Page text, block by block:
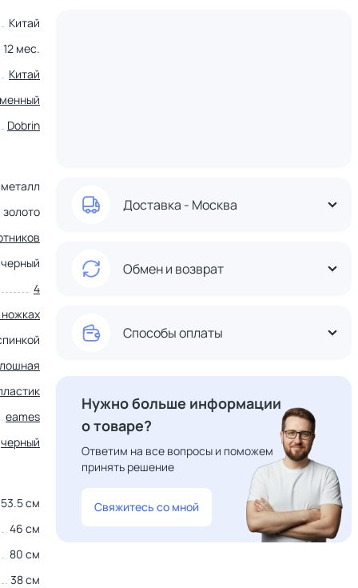
Китай
12 мес.
Китай
Dobrin
металл
золото
черный
4
ножках
eames
черный
53.5 см
46 см
80 см
38 см
Доставка - Москва
Обмен и возврат
Способы оплаты
Нужно больше информации
о товаре?
Ответим на все вопросы и поможем
принять решение
Свяжитесь со мной